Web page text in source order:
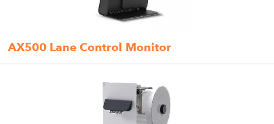
AX500 Lane Control Monitor